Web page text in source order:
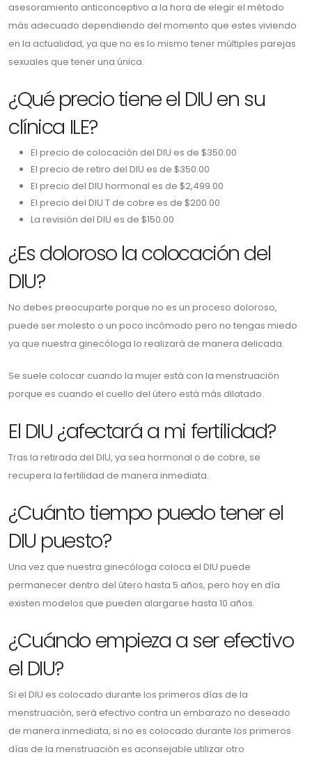
asesoramiento anticonceptivo a la hora de elegir el método
más adecuado dependiendo del momento que estes viviendo
en la actualidad, ya que no es lo mismo tener múltiples parejas
sexuales que tener una única.
¿Qué precio tiene el DIU en su
clínica ILE?
El precio de colocación del DIU es de $350.00
El precio de retiro del DIU es de $350.00
El precio del DIU hormonal es de $2,499.00
El precio del DIU T de cobre es de $200.00
La revisión del DIU es de $150.00
¿Es doloroso la colocación del
DIU?
No debes preocuparte porque no es un proceso doloroso,
puede ser molesto o un poco incómodo pero no tengas miedo
ya que nuestra ginecóloga lo realizará de manera delicada.
Se suele colocar cuando la mujer está con la menstruación
porque es cuando el cuello del útero está más dilatado.
El DIU ¿afectará a mi fertilidad?
Tras la retirada del DIU, ya sea hormonal o de cobre, se
recupera la fertilidad de manera inmediata.
¿Cuánto tiempo puedo tener el
DIU puesto?
Una vez que nuestra ginecóloga coloca el DIU puede
permanecer dentro del útero hasta 5 años, pero hoy en día
existen modelos que pueden alargarse hasta 10 años.
¿Cuándo empieza a ser efectivo
el DIU?
Si el DIU es colocado durante los primeros días de la
menstruación, será efectivo contra un embarazo no deseado
de manera inmediata, si no es colocado durante los primeros
días de la menstruación es aconsejable utilizar otro